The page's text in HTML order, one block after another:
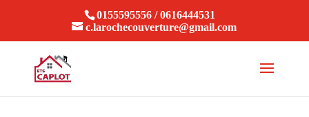
0155595556 / 0616444531
c.larochecouverture@gmail.com